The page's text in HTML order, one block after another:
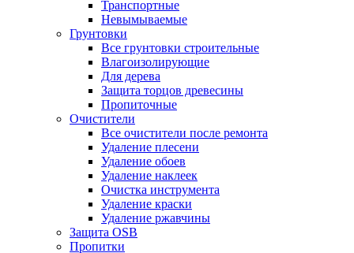
Транспортные
Невымываемые
Грунтовки
Все грунтовки строительные
Влагоизолирующие
Для дерева
Защита торцов древесины
Пропиточные
Очистители
Все очистители после ремонта
Удаление плесени
Удаление обоев
Удаление наклеек
Очистка инструмента
Удаление краски
Удаление ржавчины
Защита OSB
Пропитки